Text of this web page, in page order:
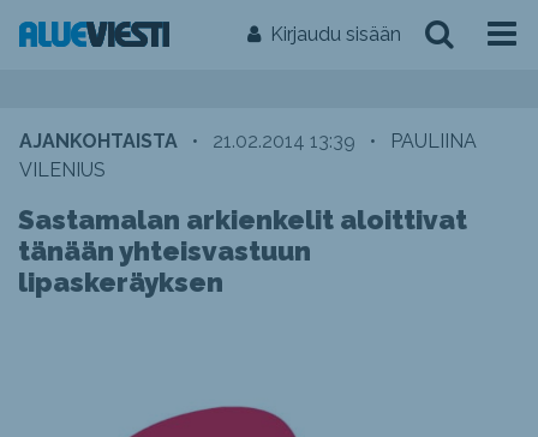
Kirjaudu sisään
AJANKOHTAISTA • 21.02.2014 13:39 •
PAULIINA
VILENIUS
Sastamalan arkienkelit aloittivat
tänään yhteisvastuun
lipaskeräyksen